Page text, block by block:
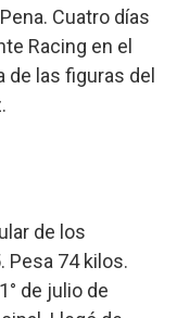
Cuatro días
Racing en el
las figuras del
de los
Pesa 74 kilos.
de julio de